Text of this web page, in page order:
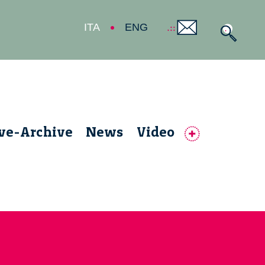
ITA ENG
Archive News Video